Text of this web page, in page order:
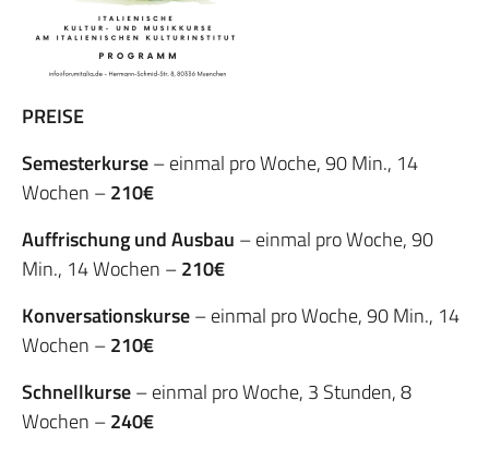
PREISE
Semesterkurse– einmal pro Woche, 90 Min., 14
Wochen –210€
Auffrischung und Ausbau – einmal pro Woche, 90
Min., 14 Wochen –210€
Konversationskurse– einmal pro Woche, 90 Min., 14
Wochen –210€
Schnellkurse– einmal pro Woche, 3 Stunden, 8
Wochen –240€